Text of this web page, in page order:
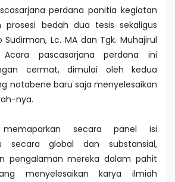
perdana panitia kegiatan
prosesi bedah dua tesis sekaligus
Sudirman, Lc. MA dan Tgk. Muhajirul
pascasarjana perdana ini
cermat, dimulai oleh kedua
notabene baru saja menyelesaikan
nya.
memaparkan secara panel isi
secara global dan substansial,
pengalaman mereka dalam pahit
menyelesaikan karya ilmiah